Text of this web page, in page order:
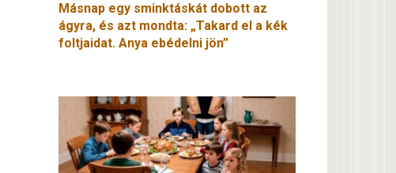
Másnap egy sminktáskát dobott az
ágyra, és azt mondta: „Takard el a kék
foltjaidat. Anya ebédelni jön”